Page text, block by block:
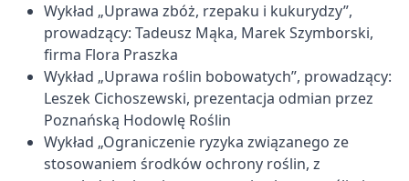
Wykład „Uprawa zbóż, rzepaku i kukurydzy”,
prowadzący: Tadeusz Mąka, Marek Szymborski,
firma Flora Praszka
Wykład „Uprawa roślin bobowatych”, prowadzący:
Leszek Cichoszewski, prezentacja odmian przez
Poznańską Hodowlę Roślin
Wykład „Ograniczenie ryzyka związanego ze
stosowaniem środków ochrony roślin, z